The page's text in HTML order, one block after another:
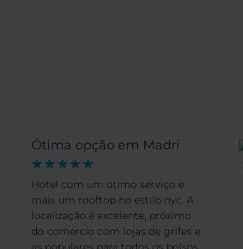
Ótima opção em Madri
Hotel com um ótimo serviço e
mais um rooftop no estilo nyc. A
localização é excelente, próximo
do comércio com lojas de grifes e